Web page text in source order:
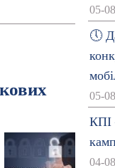
05-
🕔
05-
КПІ
04-